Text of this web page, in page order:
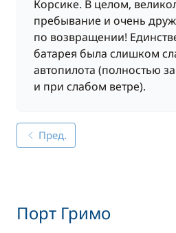
Корсике. В целом,
пребывание и очень
по возвращении!
батарея была слишком
автопилота (полностью
и при слабом ветре).
Пред.
Порт Гримо